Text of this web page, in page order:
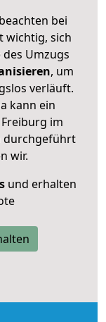
bei
wichtig, sich
Umzugs
, um
verläuft.
kann ein
im
durchgeführt
wir.
und erhalten